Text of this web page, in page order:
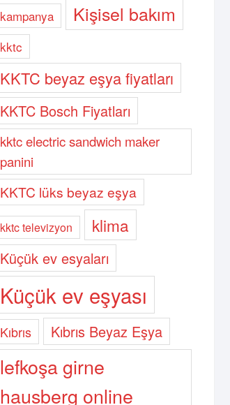
kampanya Kişisel bakım
kktc
KKTC beyaz eşya fiyatları
KKTC Bosch Fiyatları
kktc electric sandwich maker
panini
KKTC lüks beyaz eşya
kktc televizyon klima
Küçük ev esyaları
Küçük ev eşyası
Kıbrıs Kıbrıs Beyaz Eşya
lefkoşa girne
hausberg online